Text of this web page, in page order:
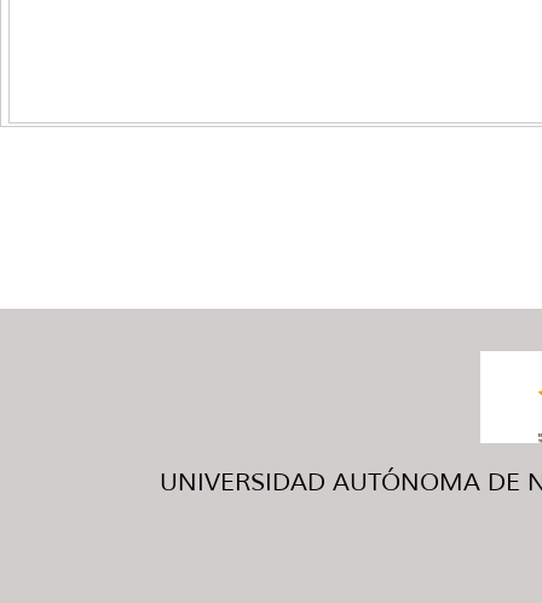
UNIVERSIDAD AUTÓNOMA DE